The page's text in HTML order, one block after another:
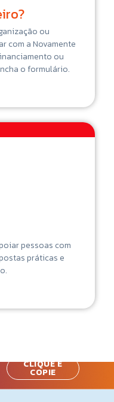
ou
com a Novamente
ou
o formulário.
pessoas com
práticas e
CLIQUE E
COPIE